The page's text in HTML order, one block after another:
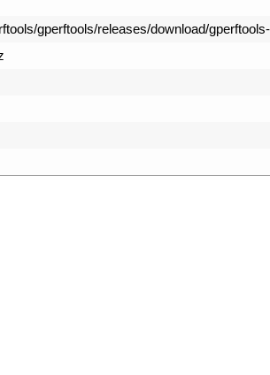
gperftools/releases/download/